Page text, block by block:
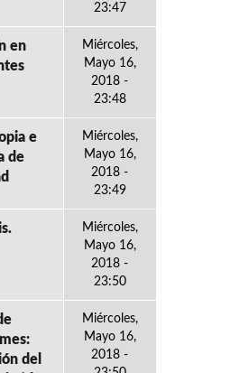
23:47
en
Miércoles,
Mayo 16,
2018 -
23:48
e
de
Miércoles,
Mayo 16,
2018 -
23:49
Miércoles,
Mayo 16,
2018 -
23:50
del
Miércoles,
Mayo 16,
2018 -